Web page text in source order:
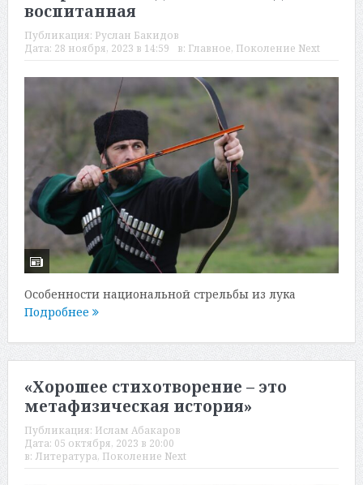
воспитанная
Публикация: Руслан Бакидов
Дата: 28 ноября, 2023 в 14:59 в: Главное, Поколение Next
Особенности национальной стрельбы из лука
Подробнее
«Хорошее стихотворение – это
метафизическая история»
Публикация: Ислам Абакаров
Дата: 05 октября, 2023 в 20:00
в: Литература, Поколение Next